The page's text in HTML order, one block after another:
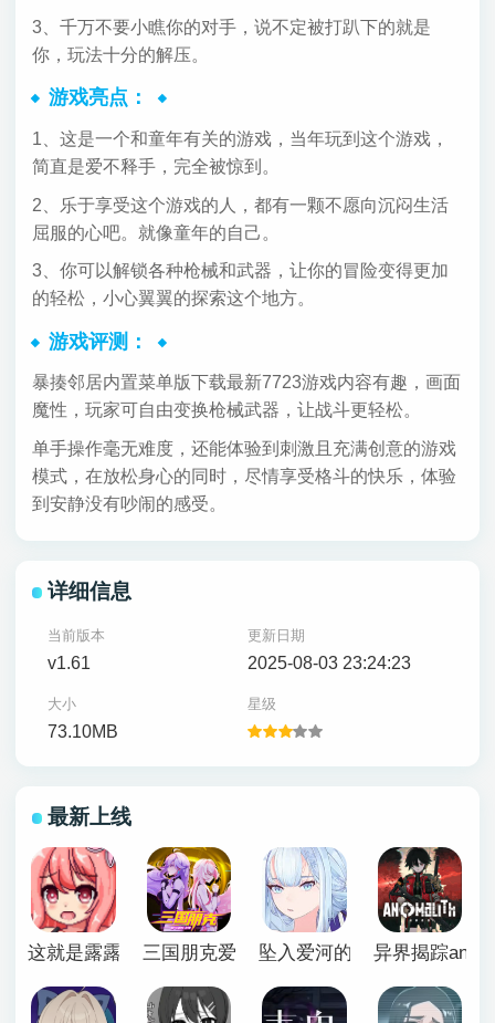
3、千万不要小瞧你的对手，说不定被打趴下的就是
你，玩法十分的解压。
游戏亮点：
1、这是一个和童年有关的游戏，当年玩到这个游戏，
简直是爱不释手，完全被惊到。
2、乐于享受这个游戏的人，都有一颗不愿向沉闷生活
屈服的心吧。就像童年的自己。
3、你可以解锁各种枪械和武器，让你的冒险变得更加
的轻松，小心翼翼的探索这个地方。
游戏评测：
暴揍邻居内置菜单版下载最新7723游戏内容有趣，画面
魔性，玩家可自由变换枪械武器，让战斗更轻松。
单手操作毫无难度，还能体验到刺激且充满创意的游戏
模式，在放松身心的同时，尽情享受格斗的快乐，体验
到安静没有吵闹的感受。
详细信息
当前版本
v1.61
更新日期
2025-08-03 23:24:23
大小
73.10MB
星级
最新上线
这就是露露的小镇建设三国朋克爱与破坏之神手机版
坠入爱河的狐狸魅惑万花筒
异界揭踪